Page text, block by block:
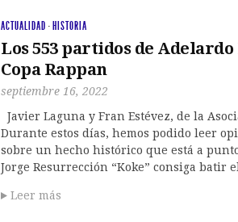
ACTUALIDAD · HISTORIA
Los 553 partidos de
Copa Rappan
septiembre 16, 2022
Javier Laguna y Fran Estévez, de la
Durante estos días, hemos podido leer
sobre un hecho histórico que está a
Jorge Resurrección “Koke” consiga batir
Leer más